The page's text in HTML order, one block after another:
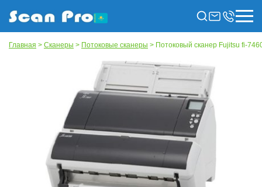
Главная > Сканеры > Потоковые сканеры > Потоковый сканер Fujitsu fi-